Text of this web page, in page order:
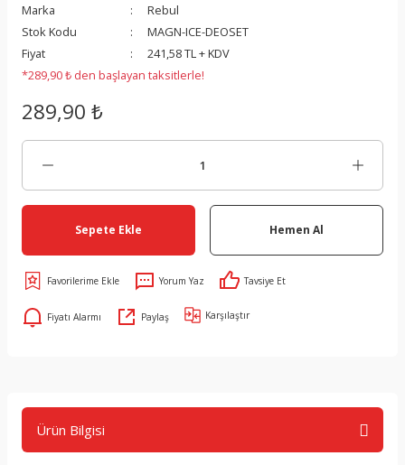
Marka
Rebul
Stok Kodu
MAGN-ICE-DEOSET
Fiyat
241,58 TL + KDV
*289,90 ₺ den başlayan taksitlerle!
289,90 ₺
Sepete Ekle Hemen Al
Yorum Yaz Tavsiye Et
Fiyatı Alarmı Paylaş Karşılaştır
Ürün Bilgisi